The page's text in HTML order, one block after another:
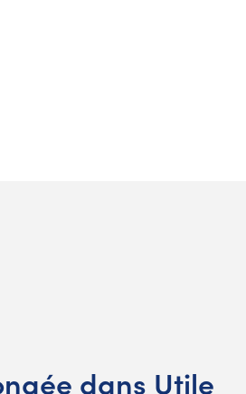
dans Utile